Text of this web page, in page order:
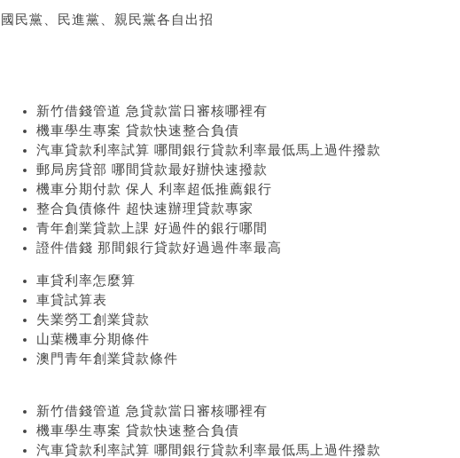
國民黨、民進黨、親民黨各自出招
新竹借錢管道 急貸款當日審核哪裡有
機車學生專案 貸款快速整合負債
汽車貸款利率試算 哪間銀行貸款利率最低馬上過件撥款
郵局房貸部 哪間貸款最好辦快速撥款
機車分期付款 保人 利率超低推薦銀行
整合負債條件 超快速辦理貸款專家
青年創業貸款上課 好過件的銀行哪間
證件借錢 那間銀行貸款好過過件率最高
車貸利率怎麼算
車貸試算表
失業勞工創業貸款
山葉機車分期條件
澳門青年創業貸款條件
新竹借錢管道 急貸款當日審核哪裡有
機車學生專案 貸款快速整合負債
汽車貸款利率試算 哪間銀行貸款利率最低馬上過件撥款